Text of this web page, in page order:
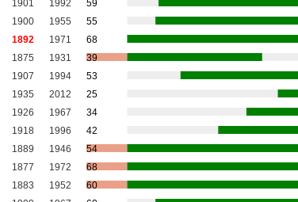
1901 1992
59
1900 1955
55
1892 1971
68
1875 1931
39
1907 1994
53
1935 2012
25
1926 1967
34
1918 1996
42
1889 1946
54
1877 1972
68
1883 1952
60